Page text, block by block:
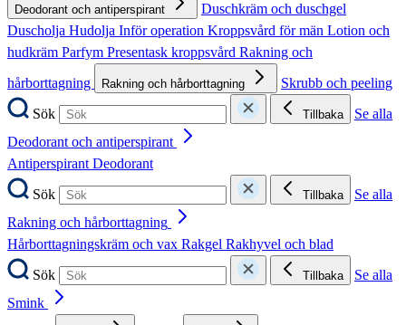
Deodorant och antiperspirant
Duschkräm och duschgel
Duscholja Hudolja Inför operation Kroppsvård för män Lotion och
hudkräm Parfym Presentask kroppsvård Rakning och
hårborttagning
Rakning och hårborttagning
Skrubb och peeling
Sök
Tillbaka
Se alla
Deodorant och antiperspirant
AntiperspirantDeodorant
Sök
Tillbaka
Se alla
Rakning och hårborttagning
Hårborttagningskräm och vax Rakgel Rakhyvel och blad
Sök
Tillbaka
Se alla
Smink